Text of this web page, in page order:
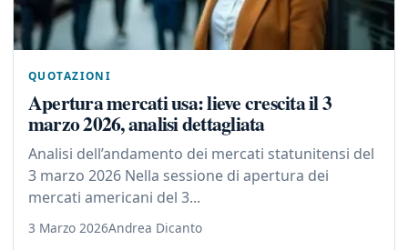
QUOTAZIONI
Apertura mercati usa: lieve crescita il 3
marzo 2026, analisi dettagliata
Analisi dell’andamento dei mercati statunitensi del
3 marzo 2026 Nella sessione di apertura dei
mercati americani del 3...
3 Marzo 2026Andrea Dicanto